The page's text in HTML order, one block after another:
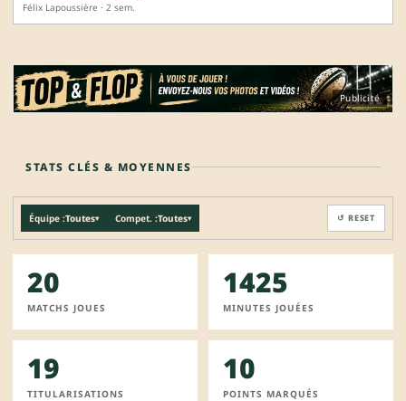
Félix Lapoussière · 2 sem.
Publicité
STATS CLÉS & MOYENNES
Équipe :Toutes▾ Compet. :Toutes▾ ↺ RESET
20
MATCHS JOUES
1425
MINUTES JOUÉES
19
TITULARISATIONS
10
POINTS MARQUÉS